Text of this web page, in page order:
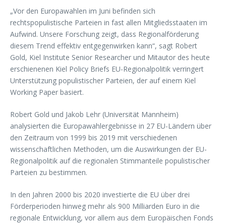
„Vor den Europawahlen im Juni befinden sich
rechtspopulistische Parteien in fast allen Mitgliedsstaaten im
Aufwind. Unsere Forschung zeigt, dass Regionalförderung
diesem Trend effektiv entgegenwirken kann“, sagt Robert
Gold, Kiel Institute Senior Researcher und Mitautor des heute
erschienenen Kiel Policy Briefs EU-Regionalpolitik verringert
Unterstützung populistischer Parteien, der auf einem Kiel
Working Paper basiert.
Robert Gold und Jakob Lehr (Universität Mannheim)
analysierten die Europawahlergebnisse in 27 EU-Ländern über
den Zeitraum von 1999 bis 2019 mit verschiedenen
wissenschaftlichen Methoden, um die Auswirkungen der EU-
Regionalpolitik auf die regionalen Stimmanteile populistischer
Parteien zu bestimmen.
In den Jahren 2000 bis 2020 investierte die EU über drei
Förderperioden hinweg mehr als 900 Milliarden Euro in die
regionale Entwicklung, vor allem aus dem Europäischen Fonds